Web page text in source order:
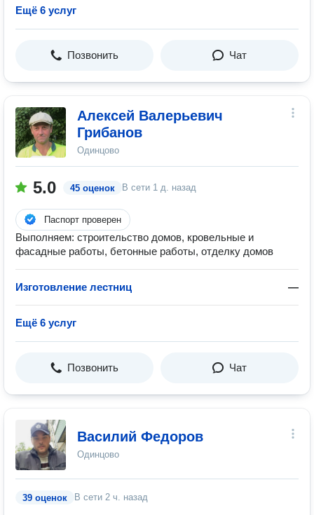
Ещё 6 услуг
Позвонить Чат
Алексей Валерьевич
Грибанов
Одинцово
5.0 45 оценок В сети 1 д. назад
Паспорт проверен
Выполняем: строительство домов, кровельные и
фасадные работы, бетонные работы, отделку домов
Изготовление лестниц —
Ещё 6 услуг
Позвонить Чат
Василий Федоров
Одинцово
39 оценок В сети 2 ч. назад